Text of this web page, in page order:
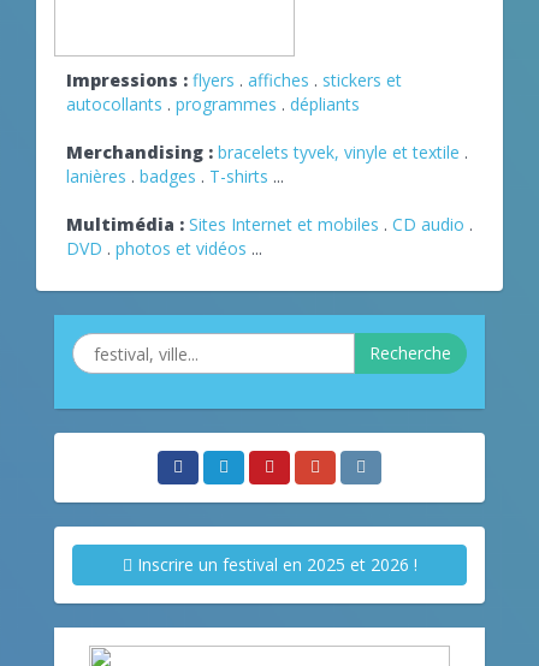
Impressions : flyers . affiches . stickers et
autocollants . programmes . dépliants
Merchandising : bracelets tyvek, vinyle et textile .
lanières . badges . T-shirts ...
Multimédia : Sites Internet et mobiles . CD audio .
DVD . photos et vidéos ...
Recherche
Inscrire un festival en 2025 et 2026 !